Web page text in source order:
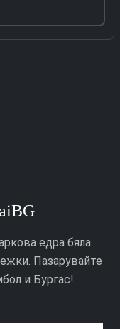
1701 Bluetooth
едра бяла
Пазарувайте
и Бургас!